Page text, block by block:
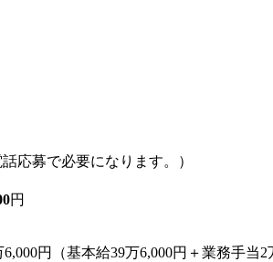
応募で必要になります。）
円
円（基本給39万6,000円＋業務手当2